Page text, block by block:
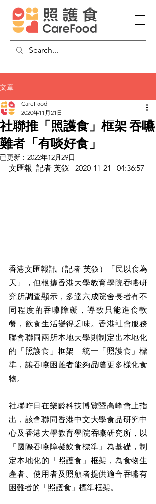
文章
社聯推「照護食」框架 吞嚥
難者「有啖好食」
CareFood
2020年11月21日
已更新： 2022年12月29日
文匯報  記者 芙釵   2020-11-21   04:36:57
香港文匯報訊（記者 芙釵）「民以食為
天」，但根據香港大學教育學院吞嚥研
究所調查顯示，多達六成院舍長者有不
同程度的吞嚥障礙，導致只能進食軟
餐，飲食生活變得乏味。香港社會服務
聯會聯同兩所本地大學則制定出本地化
的「照護食」框架，統一「照護食」標
準，讓吞嚥困難者能夠品嚐更多樣化食
物。
社聯昨日在樂齡科技博覽暨高峰會上指
出，該會聯同香港中文大學食品研究中
心及香港大學教育學院吞嚥研究所，以
「國際吞嚥障礙飲食標準」為基礎，制
定本地化的「照護食」框架，為食物生
產者、使用者及照顧者提供適合吞嚥有
困難者的「照護食」標準框架。